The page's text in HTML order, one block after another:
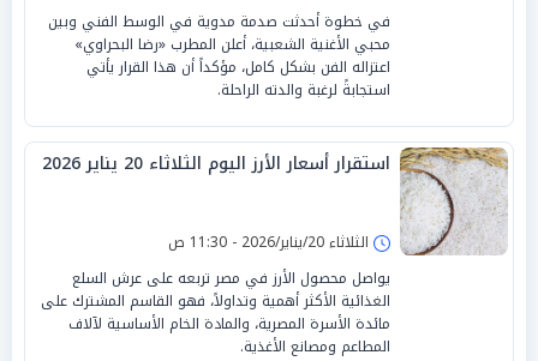
في خطوة أحدثت صدمة مدوية في الوسط الفني وبين
محبي الأغنية الشعبية، أعلن المطرب «رضا البحراوي»
اعتزاله الفن بشكل كامل، مؤكداً أن هذا القرار يأتي
استجابةً لرغبة والدته الراحلة.
استقرار أسعار الأرز اليوم الثلاثاء 20 يناير 2026
الثلاثاء 20/يناير/2026 - 11:30 ص
يواصل محصول الأرز في مصر تربعه على عرش السلع
الغذائية الأكثر أهمية وتداولاً، فهو القاسم المشترك على
مائدة الأسرة المصرية، والمادة الخام الأساسية لآلاف
المطاعم ومصانع الأغذية.